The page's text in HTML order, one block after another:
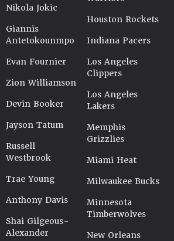
Nikola Jokic
Giannis
Antetokounmpo
Evan Fournier
Zion Williamson
Devin Booker
Jayson Tatum
Russell
Westbrook
Trae Young
Anthony Davis
Shai Gilgeous-
Alexander
Houston Rockets
Indiana Pacers
Los Angeles
Clippers
Los Angeles
Lakers
Memphis
Grizzlies
Miami Heat
Milwaukee Bucks
Minnesota
Timberwolves
New Orleans